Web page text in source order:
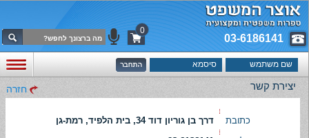
03-6186141
0
יצירת קשר חזרה
כתובת
דרך בן גוריון דוד 34, בית הלפיד, רמת-גן